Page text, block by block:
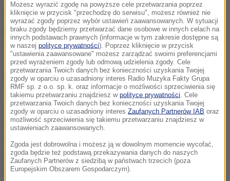
Związkowcy apelują o to, by po wolnej niedzieli,
pracownik sklepu mógł zostać wezwany do pracy
najwcześniej o 5 rano. Twierdzą, że inaczej
"przywracanie niedzieli rodzinom", o którym tyle
mówi rząd, okazuje się fikcją. Rząd jednak odmawia.
Ja namawiam strony do porozumiewania się, myślę,
że to wymaga trochę czasu, nikt mnie nie przekona
do pracy, żeby przychodził do domu-
uważa wiceminister pracy Stanisław Szwed.
Możesz wyrazić zgodę na powyższe cele przetwarzania poprzez
kliknięcie w przycisk "przechodzę do serwisu", możesz również nie
wyrażać zgody poprzez wybór ustawień zaawansowanych. W sytuacji
braku zgody będziemy przetwarzać dane osobowe w innych celach na
innych podstawach prawnych (informacje w tym zakresie dostępne są
w naszej polityce prywatności). Poprzez kliknięcie w przycisk
"ustawienia zaawansowane" możesz zarządzać swoimi preferencjami
przed wyrażeniem zgody lub odmową udzielenia zgody. Cele
przetwarzania Twoich danych bez konieczności uzyskania Twojej
zgody w oparciu o uzasadniony interes Radio Muzyka Fakty Grupa
RMF sp. z o.o. sp. k. oraz informacje o możliwości sprzeciwienia się
takiemu przetwarzaniu znajdziesz w polityce prywatności . Cele
przetwarzania Twoich danych bez konieczności uzyskania Twojej
zgody w oparciu o uzasadniony interes Zaufanych Partnerów IAB oraz
możliwość sprzeciwienia się takiemu przetwarzaniu znajdziesz w
ustawieniach zaawansowanych.
Zgoda jest dobrowolna i możesz ją w dowolnym momencie wycofać,
zgoda będzie też podstawą przekazywania danych do naszych
Zaufanych Partnerów z siedzibą w państwach trzecich (poza
Europejskim Obszarem Gospodarczym).